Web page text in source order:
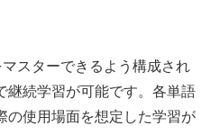
スターできるよう構成され
継続学習が可能です。各単語
の使用場面を想定した学習が